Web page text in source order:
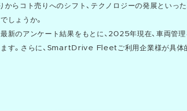
からコト売りへのシフト、テクノロジーの発展といっ
しょうか。
新のアンケート結果をもとに、2025年現在、車両管
す。さらに、SmartDrive Fleetご利用企業様が具体